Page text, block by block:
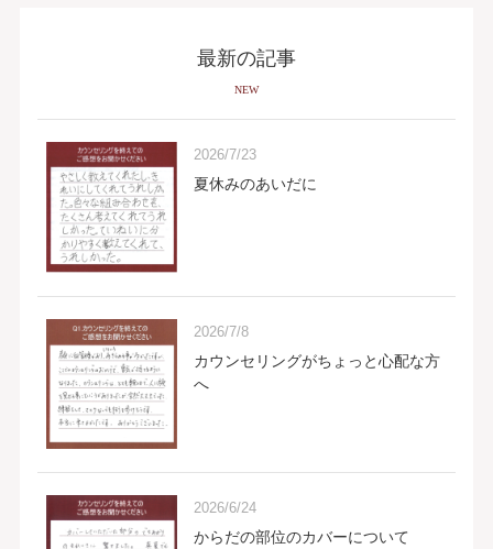
最新の記事
NEW
2026/7/23
夏休みのあいだに
2026/7/8
カウンセリングがちょっと心配な方
へ
2026/6/24
からだの部位のカバーについて